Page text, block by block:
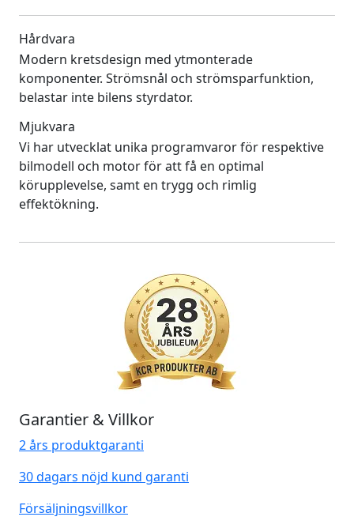
Hårdvara
Modern kretsdesign med ytmonterade
komponenter. Strömsnål och strömsparfunktion,
belastar inte bilens styrdator.
Mjukvara
Vi har utvecklat unika programvaror för respektive
bilmodell och motor för att få en optimal
körupplevelse, samt en trygg och rimlig
effektökning.
Garantier & Villkor
2 års produktgaranti
30 dagars nöjd kund garanti
Försäljningsvillkor